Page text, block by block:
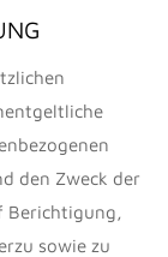
den Zweck der
Berichtigung,
sowie zu